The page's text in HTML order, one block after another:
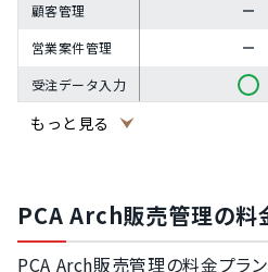
顧客管理
営業案件管理
受注データ入力
在庫検索
理
契約管理
もっと見る
PCA Arch販売管理の料
PCA Arch販売管理の料金プラン